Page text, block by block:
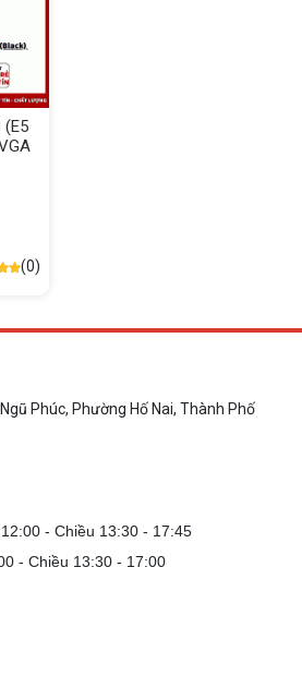
(E5
(0)
Phúc, Phường Hố Nai, Thành Phố
- Chiều 13:30 - 17:45
- Chiều 13:30 - 17:00